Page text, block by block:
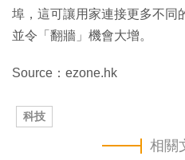
埠，這可讓用家連接更多不同
並令「翻牆」機會大增。
Source：ezone.hk
科技
相關